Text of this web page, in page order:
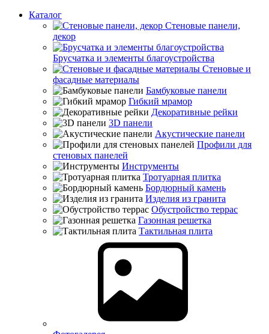
Каталог
Стеновые панели,
декор
Брусчатка и элементы благоустройства
Стеновые и
фасадные материалы
Бамбуковые панели
Гибкий мрамор
Декоративные рейки
3D панели
Акустические панели
Профили для
стеновых панелей
Инструменты
Тротуарная плитка
Бордюрный камень
Изделия из гранита
Обустройство террас
Газонная решетка
Тактильная плита